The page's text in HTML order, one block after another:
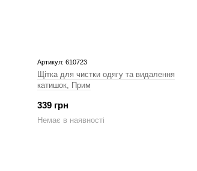
Артикул: 610723
Щітка для чистки одягу та видалення
катишок, Прим
339 грн
Немає в наявності